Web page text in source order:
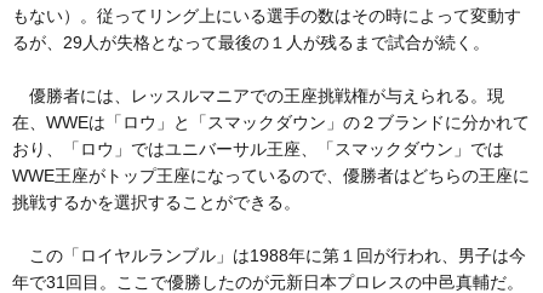
もない）。従ってリング上にいる選手の数はその時によって変動す
るが、29人が失格となって最後の１人が残るまで試合が続く。
優勝者には、レッスルマニアでの王座挑戦権が与えられる。現
在、WWEは「ロウ」と「スマックダウン」の２ブランドに分かれて
おり、「ロウ」ではユニバーサル王座、「スマックダウン」では
WWE王座がトップ王座になっているので、優勝者はどちらの王座に
挑戦するかを選択することができる。
この「ロイヤルランブル」は1988年に第１回が行われ、男子は今
年で31回目。ここで優勝したのが元新日本プロレスの中邑真輔だ。